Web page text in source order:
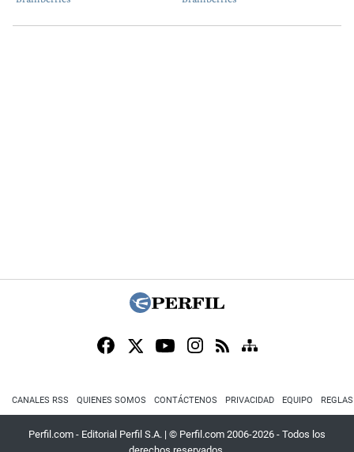
CANALES RSS QUIENES SOMOS CONTÁCTENOS PRIVACIDAD EQUIPO
Perfil.com - Editorial Perfil S.A. | © Perfil.com 2006-2026 - Todos los